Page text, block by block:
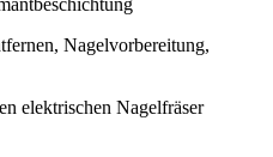
Nagelvorbereitung,
elektrischen Nagelfräser